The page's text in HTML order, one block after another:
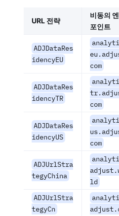
URL 전략
비동의
포인트
ADJDataRes
idencyEU
com
ADJDataRes
idencyTR
com
ADJDataRes
idencyUS
com
ADJUrlStra
tegyChina
ld
ADJUrlStra
tegyCn